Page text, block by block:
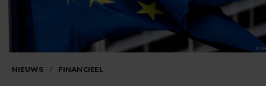
NIEUWS / FINANCIEEL